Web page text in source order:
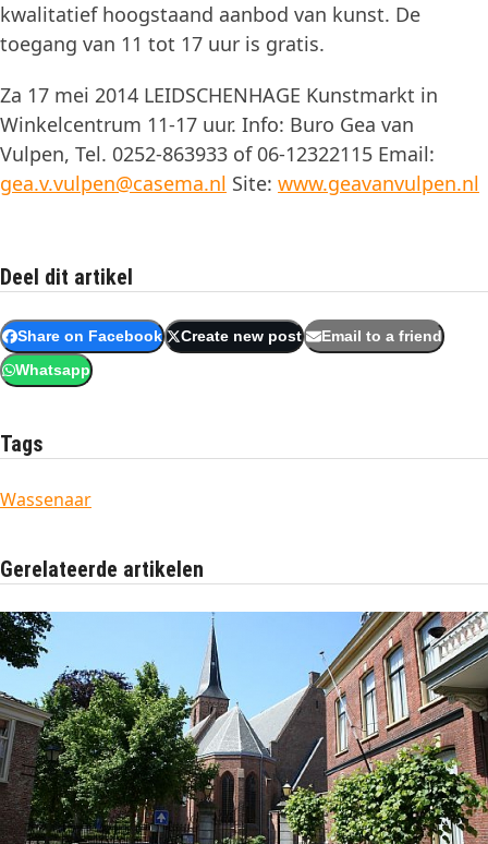
kwalitatief hoogstaand aanbod van kunst. De
toegang van 11 tot 17 uur is gratis.
Za 17 mei 2014 LEIDSCHENHAGE Kunstmarkt in
Winkelcentrum 11-17 uur. Info: Buro Gea van
Vulpen, Tel. 0252-863933 of 06-12322115 Email:
gea.v.vulpen@casema.nl Site: www.geavanvulpen.nl
Deel dit artikel
Share on Facebook Create new post Email to a friend
Whatsapp
Tags
Wassenaar
Gerelateerde artikelen